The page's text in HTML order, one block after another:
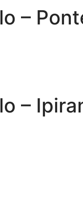
–
–